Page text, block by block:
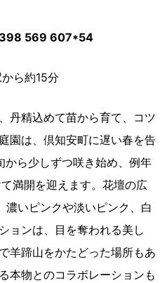
398 569 607*54
ら約15分
丹精込めて苗から育て、コツ
園は、倶知安町に遅い春を告
ら少しずつ咲き始め、例年
満開を迎えます。花壇の広
いピンクや淡いピンク、白
ョンは、目を奪われる美し
羊蹄山をかたどった場所もあ
本物とのコラボレーションも